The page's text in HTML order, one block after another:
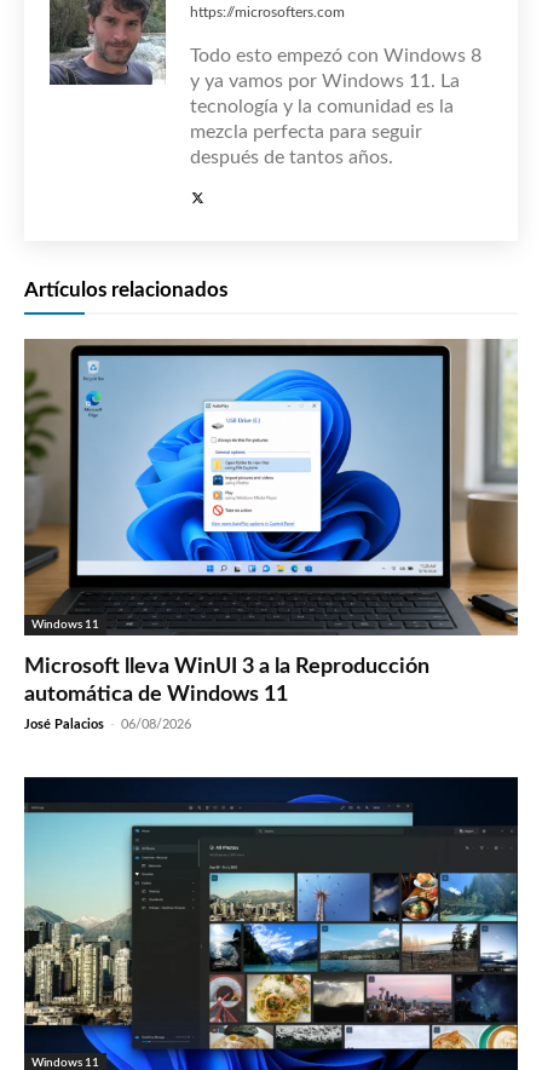
https://microsofters.com
Todo esto empezó con Windows 8
y ya vamos por Windows 11. La
tecnología y la comunidad es la
mezcla perfecta para seguir
después de tantos años.
Artículos relacionados
Windows 11
Microsoft lleva WinUI 3 a la Reproducción
automática de Windows 11
José Palacios - 06/08/2026
Windows 11